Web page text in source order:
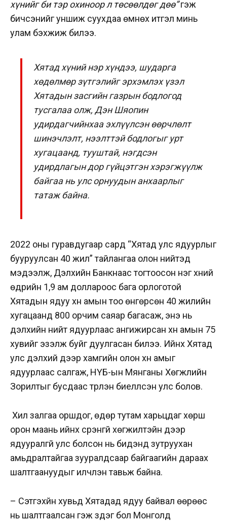
хүнийг би тэр охиноор л төсөөлдөг дөө”гэж
бичсэнийг уншиж суухдаа өмнөх итгэл минь
улам бэхжиж билээ.
Хятад хүний нэр хүндээ, шударга
хөдөлмөр зүтгэлийг эрхэмлэх үзэл
Хятадын засгийн газрын бодлогод
тусгалаа олж, Дэн Шяопин
удирдагчийнхаа эхлүүлсэн өөрчлөлт
шинэчлэлт, нээлттэй бодлогыг урт
хугацаанд, тууштай, нэгдсэн
удирдлагын дор гүйцэтгэн хэрэгжүүлж
байгаа нь улс орнуудын анхаарлыг
татаж байна.
2022 оны гуравдугаар сард “Хятад улс ядуурлыг
бууруулсан 40 жил” тайлангаа олон нийтэд
мэдээлж, Дэлхийн Банкнаас тогтоосон нэг хүний
өдрийн 1,9 ам доллароос бага орлоготой
Хятадын ядуу хүн амын тоо өнгөрсөн 40 жилийн
хугацаанд 800 орчим саяар багасаж, энэ нь
дэлхийн нийт ядуурлаас ангижирсан хүн амын 75
хувийг эзэлж буйг дуулгасан билээ. Ийнхүү Хятад
улс дэлхий дээр хамгийн олон хүн амыг
ядуурлаас салгаж, НҮБ-ын Мянганы Хөгжлийн
Зорилтыг бусдаас түрүүлэн биелүүлсэн улс болов.
Хил залгаа оршдог, өдөр тутам харьцдаг хөрш
орон маань ийнхүү үсрэнгүй хөгжилтэйн дээр
ядууралгүй улс болсон нь бидэнд зутруухан
амьдралтайгаа зууралдсаар байгаагийн дараах
шалтгаануудыг илчлэн тавьж байна.
– Сэтгэхүйн хувьд Хятадад ядуу байвал өөрөөс
нь шалтгаалсан гэж үздэг бол Монголд